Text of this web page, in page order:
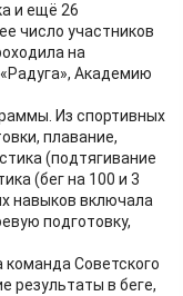
и ещё 26
число участников
на
Академию
Из спортивных
плавание,
(подтягивание
(бег на 100 и 3
навыков включала
подготовку,
команда Советского
результаты в беге,